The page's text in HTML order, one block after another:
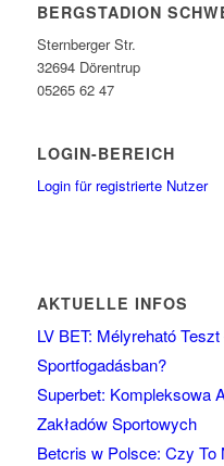
BERGSTADION
Sternberger Str.
32694 Dörentrup
05265 62 47
LOGIN-BEREICH
Login für registrierte Nutzer
AKTUELLE INFOS
LV BET: Mélyreható
Sportfogadásban?
Superbet: Kompleksowa
Zakładów Sportowych
Betcris w Polsce: Czy